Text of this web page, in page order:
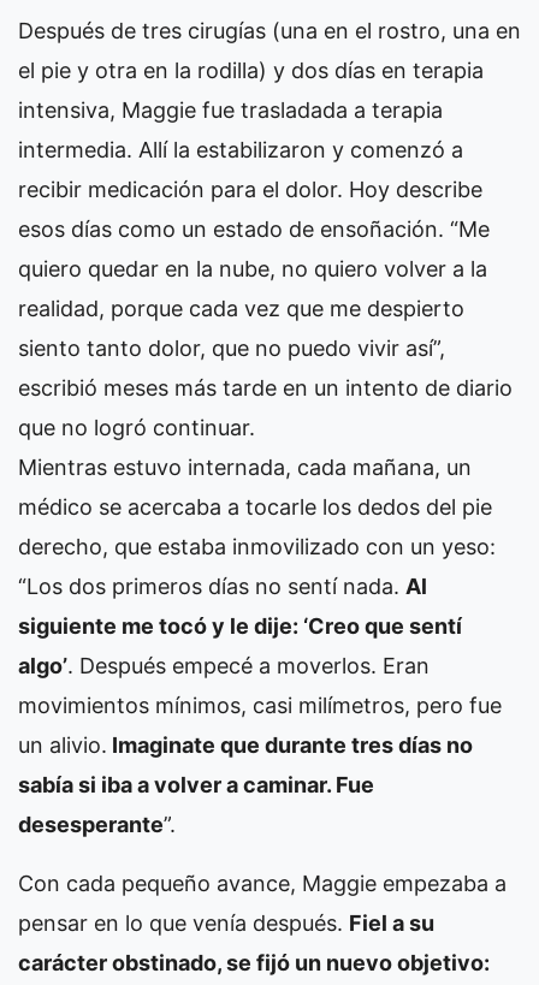
Después de tres cirugías (una en el rostro, una en
el pie y otra en la rodilla) y dos días en terapia
intensiva, Maggie fue trasladada a terapia
intermedia. Allí la estabilizaron y comenzó a
recibir medicación para el dolor. Hoy describe
esos días como un estado de ensoñación. “Me
quiero quedar en la nube, no quiero volver a la
realidad, porque cada vez que me despierto
siento tanto dolor, que no puedo vivir así”,
escribió meses más tarde en un intento de diario
que no logró continuar.
Mientras estuvo internada, cada mañana, un
médico se acercaba a tocarle los dedos del pie
derecho, que estaba inmovilizado con un yeso:
“Los dos primeros días no sentí nada. Al
siguiente me tocó y le dije: ‘Creo que sentí
algo’. Después empecé a moverlos. Eran
movimientos mínimos, casi milímetros, pero fue
un alivio. Imaginate que durante tres días no
sabía si iba a volver a caminar. Fue
desesperante”.
Con cada pequeño avance, Maggie empezaba a
pensar en lo que venía después. Fiel a su
carácter obstinado, se fijó un nuevo objetivo: